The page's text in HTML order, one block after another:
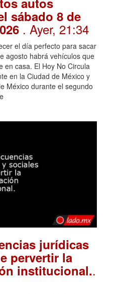
sábado 8 de
. Ayer, 21:34
el día perfecto para sacar
agosto habrá vehículos que
en casa. El Hoy No Circula
en la Ciudad de México y
México durante el segundo
jurídicas
pervertir la
institucional..